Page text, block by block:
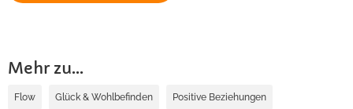
Mehr zu...
Flow Glück & Wohlbefinden Positive Beziehungen